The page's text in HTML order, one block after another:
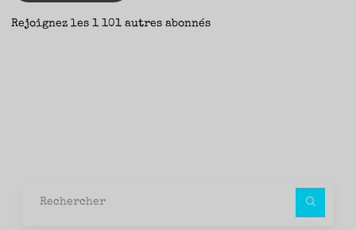
Rejoignez les 1 101 autres abonnés